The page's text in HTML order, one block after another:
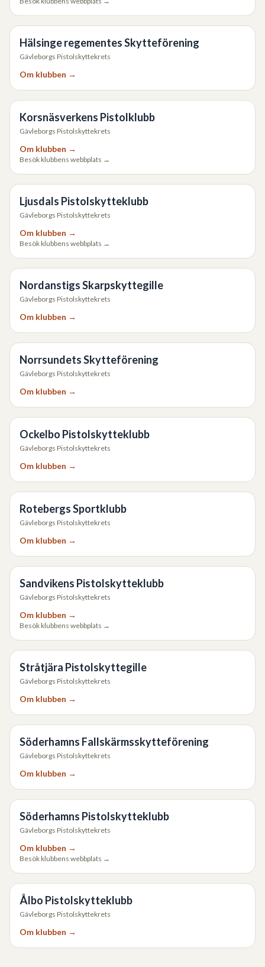
Hälsinge regementes Skytteförening
Gävleborgs Pistolskyttekrets
Om klubben →
Korsnäsverkens Pistolklubb
Gävleborgs Pistolskyttekrets
Om klubben →
Besök klubbens webbplats →
Ljusdals Pistolskytteklubb
Gävleborgs Pistolskyttekrets
Om klubben →
Besök klubbens webbplats →
Nordanstigs Skarpskyttegille
Gävleborgs Pistolskyttekrets
Om klubben →
Norrsundets Skytteförening
Gävleborgs Pistolskyttekrets
Om klubben →
Ockelbo Pistolskytteklubb
Gävleborgs Pistolskyttekrets
Om klubben →
Rotebergs Sportklubb
Gävleborgs Pistolskyttekrets
Om klubben →
Sandvikens Pistolskytteklubb
Gävleborgs Pistolskyttekrets
Om klubben →
Besök klubbens webbplats →
Stråtjära Pistolskyttegille
Gävleborgs Pistolskyttekrets
Om klubben →
Söderhamns Fallskärmsskytteförening
Gävleborgs Pistolskyttekrets
Om klubben →
Söderhamns Pistolskytteklubb
Gävleborgs Pistolskyttekrets
Om klubben →
Besök klubbens webbplats →
Ålbo Pistolskytteklubb
Gävleborgs Pistolskyttekrets
Om klubben →